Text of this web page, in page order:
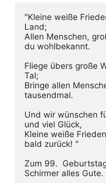
"Kleine weiße
Land;
Allen Menschen,
du wohlbekannt.
Fliege übers große
Tal;
Bringe allen
tausendmal.
Und wir wünschen
und viel Glück,
Kleine weiße
bald zurück! "
Zum 99.
Schirmer alles Gute.